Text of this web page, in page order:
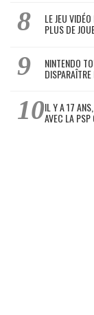
LE JEU
PLUS DE
NINTENDO
IL Y A 17
AVEC LA PSP